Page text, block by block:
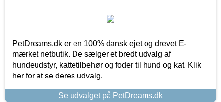
PetDreams.dk er en 100% dansk ejet og drevet E-
mærket netbutik. De sælger et bredt udvalg af
hundeudstyr, kattetilbehør og foder til hund og kat. Klik
her for at se deres udvalg.
Se udvalget på PetDreams.dk